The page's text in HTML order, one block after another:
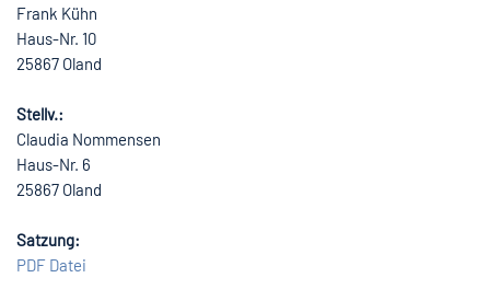
Frank Kühn
Haus-Nr. 10
25867 Oland
Stellv.:
Claudia Nommensen
Haus-Nr. 6
25867 Oland
Satzung:
PDF Datei